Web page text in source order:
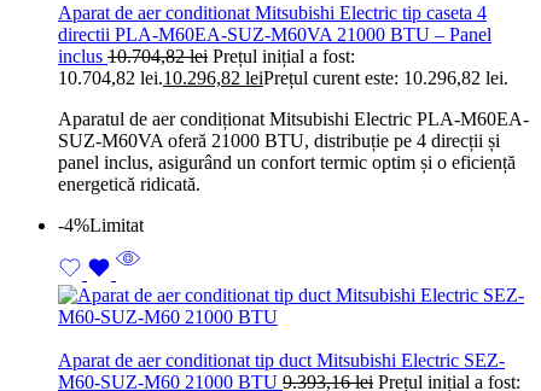
Aparat de aer conditionat Mitsubishi Electric tip caseta 4
directii PLA-M60EA-SUZ-M60VA 21000 BTU – Panel
inclus 10.704,82lei Prețul inițial a fost:
10.704,82 lei.10.296,82 leiPrețul curent este: 10.296,82 lei.
Aparatul de aer condiționat Mitsubishi Electric PLA-M60EA-
SUZ-M60VA oferă 21000 BTU, distribuție pe 4 direcții și
panel inclus, asigurând un confort termic optim și o eficiență
energetică ridicată.
-4%Limitat
Aparat de aer conditionat tip duct Mitsubishi Electric SEZ-
M60-SUZ-M60 21000 BTU 9.393,16lei Prețul inițial a fost: